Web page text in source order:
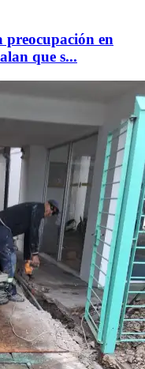
preocupación en
que s...